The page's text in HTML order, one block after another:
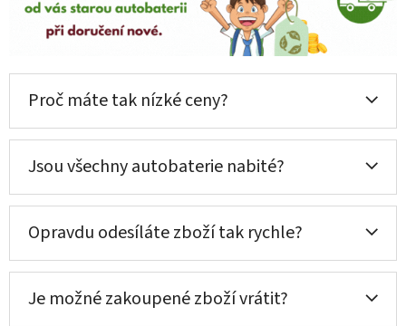
Proč máte tak nízké ceny?
Jsou všechny autobaterie nabité?
Opravdu odesíláte zboží tak rychle?
Je možné zakoupené zboží vrátit?